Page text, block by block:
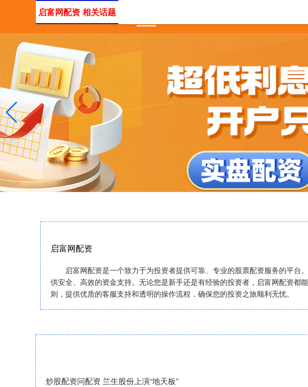
启富网配资
启富网配资是一个致力于为投资者提供可靠、专业的股票配资服务的平
供安全、高效的资金支持。无论您是新手还是有经验的投资者，启富网配资
则，提供优质的客服支持和透明的操作流程，确保您的投资之旅顺利无忧。
启富网配资 相关话题
炒股配资问配资 兰生股份上演“地天板”